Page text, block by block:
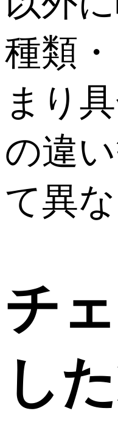
種類
まり
の違
て異な
チ
し